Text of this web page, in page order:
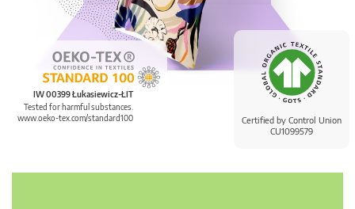
Certified by Control Union
CU1099579
IW 00399 Łukasiewicz-ŁIT
Tested for harmful substances.
www.oeko-tex.com/standard100